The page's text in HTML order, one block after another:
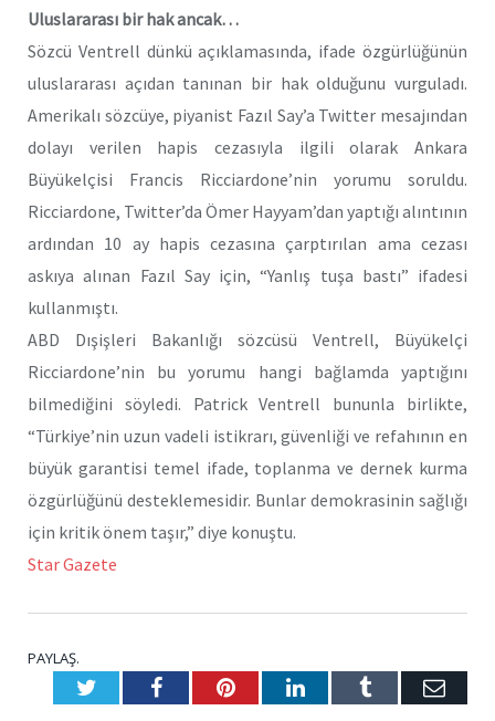
Uluslararası bir hak ancak…
Sözcü Ventrell dünkü açıklamasında, ifade özgürlüğünün
uluslararası açıdan tanınan bir hak olduğunu vurguladı.
Amerikalı sözcüye, piyanist Fazıl Say’a Twitter mesajından
dolayı verilen hapis cezasıyla ilgili olarak Ankara
Büyükelçisi Francis Ricciardone’nin yorumu soruldu.
Ricciardone, Twitter’da Ömer Hayyam’dan yaptığı alıntının
ardından 10 ay hapis cezasına çarptırılan ama cezası
askıya alınan Fazıl Say için, “Yanlış tuşa bastı” ifadesi
kullanmıştı.
ABD Dışişleri Bakanlığı sözcüsü Ventrell, Büyükelçi
Ricciardone’nin bu yorumu hangi bağlamda yaptığını
bilmediğini söyledi. Patrick Ventrell bununla birlikte,
“Türkiye’nin uzun vadeli istikrarı, güvenliği ve refahının en
büyük garantisi temel ifade, toplanma ve dernek kurma
özgürlüğünü desteklemesidir. Bunlar demokrasinin sağlığı
için kritik önem taşır,” diye konuştu.
Star Gazete
PAYLAŞ.
TwitterFacebookPinterestLinkedInTumblr E-